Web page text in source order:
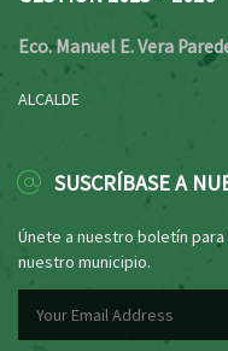
Eco. Manuel E. Vera
ALCALDE
SUSCRÍBASE A
Únete a nuestro boletín
nuestro municipio.